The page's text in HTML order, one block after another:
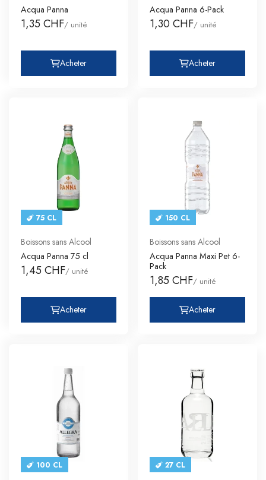
Acqua Panna
1,35 CHF/ unité
Acheter
Acqua Panna 6-Pack
1,30 CHF/ unité
Acheter
75 CL
Boissons sans Alcool
Acqua Panna 75 cl
1,45 CHF/ unité
Acheter
150 CL
Boissons sans Alcool
Acqua Panna Maxi Pet 6-
Pack
1,85 CHF/ unité
Acheter
100 CL 27 CL